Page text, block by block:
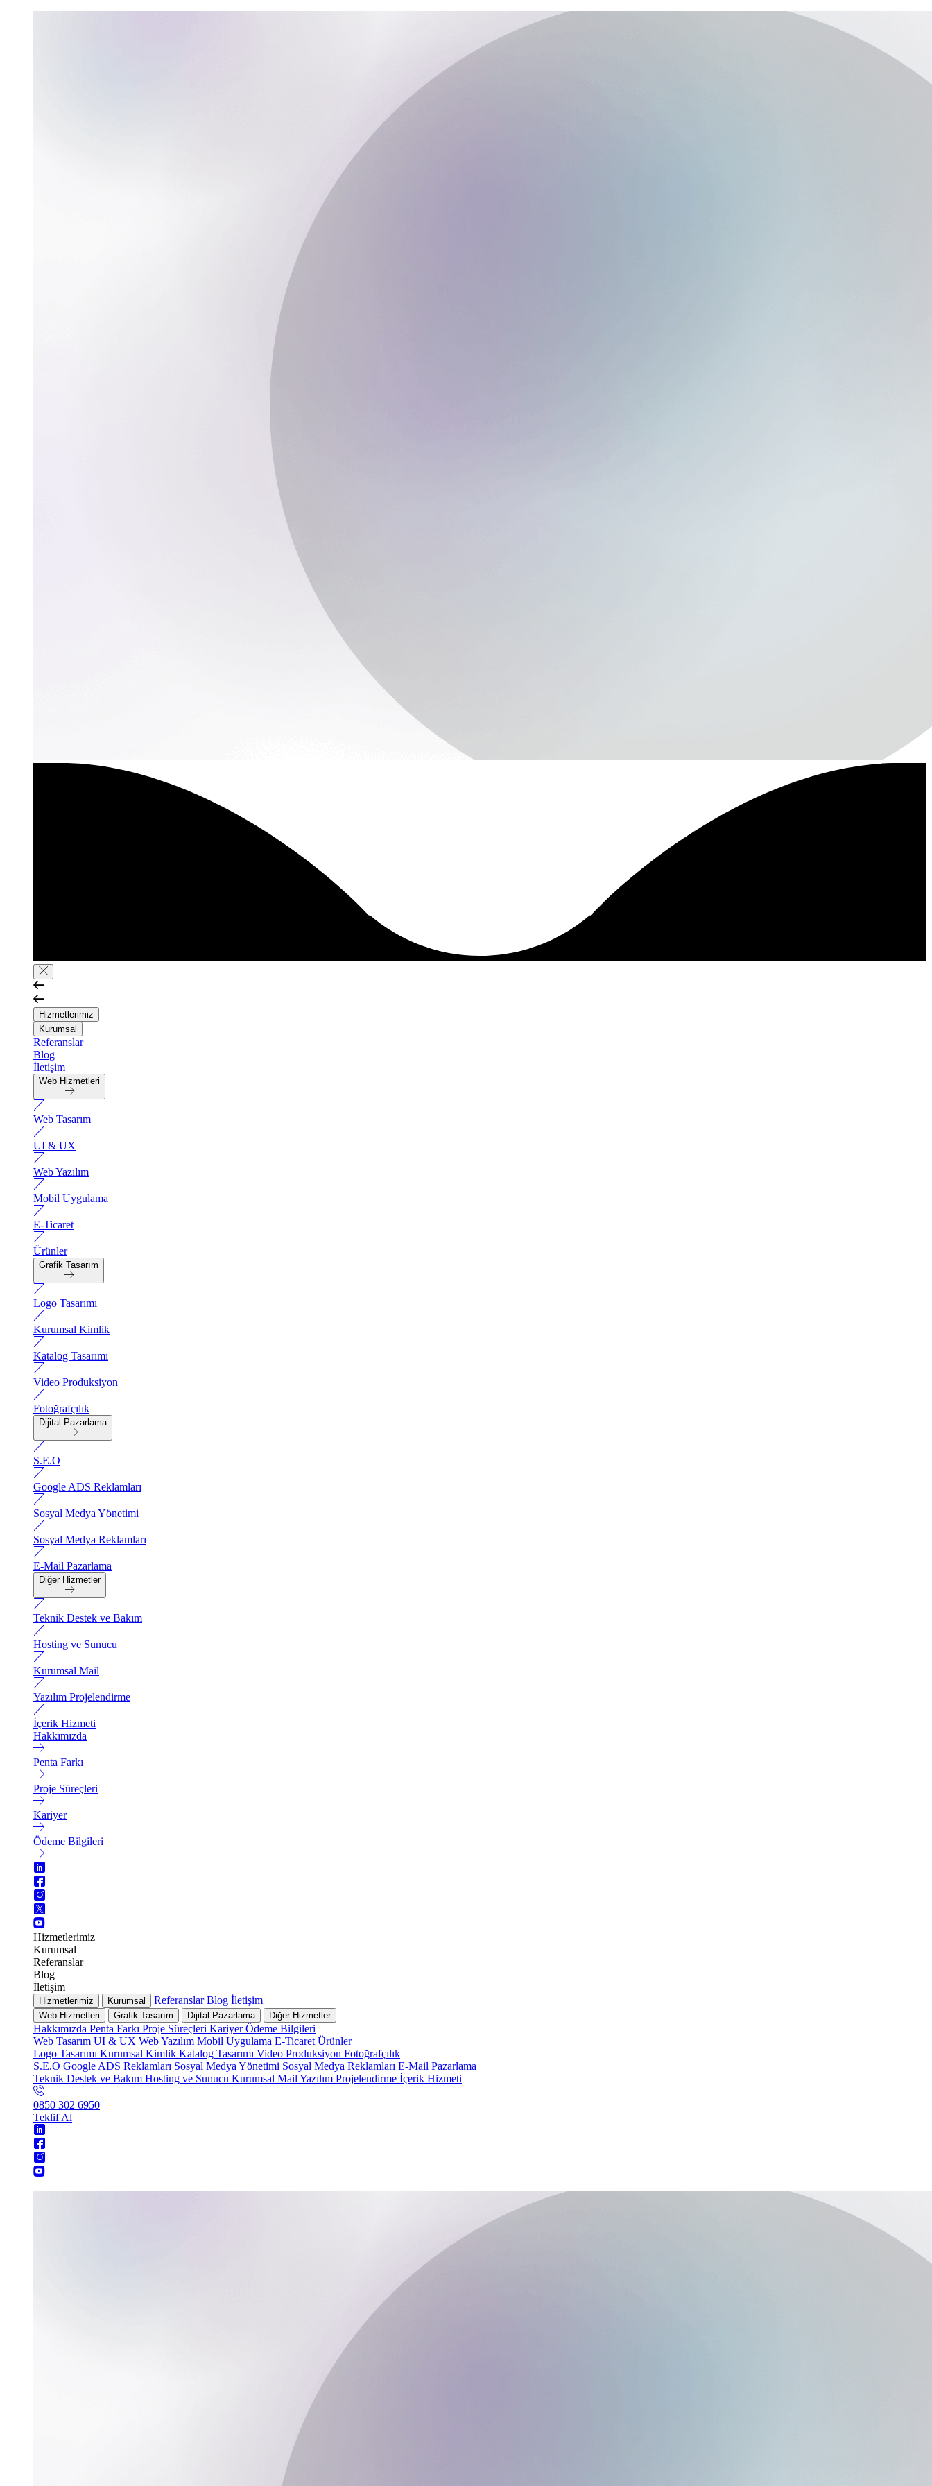
Hizmetlerimiz
Kurumsal
Referanslar
Blog
İletişim
Web Hizmetleri
Web Tasarım
UI & UX
Web Yazılım
Mobil Uygulama
E-Ticaret
Ürünler
Grafik Tasarım
Logo Tasarımı
Kurumsal Kimlik
Katalog Tasarımı
Video Produksiyon
Fotoğrafçılık
Dijital Pazarlama
S.E.O
Google ADS Reklamları
Sosyal Medya Yönetimi
Sosyal Medya Reklamları
E-Mail Pazarlama
Diğer Hizmetler
Teknik Destek ve Bakım
Hosting ve Sunucu
Kurumsal Mail
Yazılım Projelendirme
İçerik Hizmeti
Hakkımızda
Penta Farkı
Proje Süreçleri
Kariyer
Ödeme Bilgileri
Hizmetlerimiz
Kurumsal
Referanslar
Blog
İletişim
Hizmetlerimiz Kurumsal ReferanslarBlog İletişim
Web Hizmetleri Grafik Tasarım Dijital Pazarlama Diğer Hizmetler
Hakkımızda Penta Farkı Proje Süreçleri KariyerÖdeme Bilgileri
Web Tasarım UI & UX Web Yazılım Mobil Uygulama E-Ticaret Ürünler
Logo Tasarımı Kurumsal Kimlik Katalog Tasarımı Video Produksiyon Fotoğrafçılık
S.E.O Google ADS Reklamları Sosyal Medya Yönetimi Sosyal Medya Reklamları E-Mail Pazarlama
Teknik Destek ve Bakım Hosting ve Sunucu Kurumsal Mail Yazılım Projelendirme İçerik Hizmeti
0850 302 6950
Teklif Al